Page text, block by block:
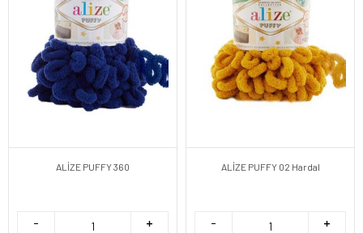
ALİZE PUFFY 360 ALİZE PUFFY 02 Hardal